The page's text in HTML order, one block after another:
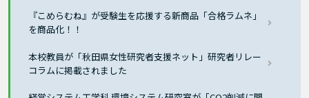
『こめらむね』が受験生を応援する新商品「合格ラムネ」
を商品化！！
本校教員が「秋田県女性研究者支援ネット」研究者リレー
コラムに掲載されました